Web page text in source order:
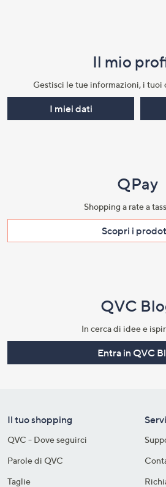
Il mio
Gestisci le tue informazioni, i tuoi
I miei dati
QPay
Shopping a rate a
Scopri i
QVC
In cerca di idee e
Entra in QVC
Il tuo shopping
QVC - Dove seguirci
Parole di QVC
Taglie